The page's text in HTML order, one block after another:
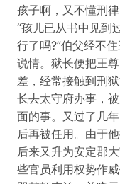
孩子啊，又不懂刑
“孩儿已从书中见到
行了吗?”伯父经不
说情。狱长便把王
差，经常接触到刑
长去太守府办事，
面的事。又过了几
后再被任用。由于
后来又升为安定郡
些官员利用权势作